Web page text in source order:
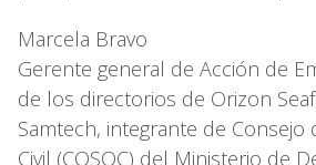
Marcela Bravo
Gerente general de Acción de
de los directorios de Orizon
Samtech, integrante de Consejo
Civil (COSOC) del Ministerio de